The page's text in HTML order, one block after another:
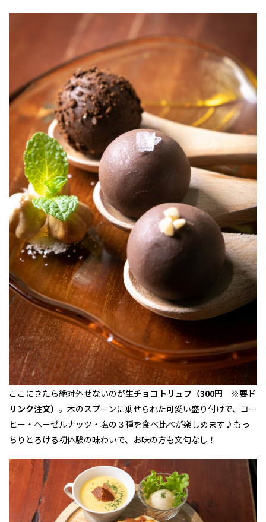
ここにきたら絶対外せないのが生チョコトリュフ（300円 ※要ド
リンク注文） 。木のスプーンに乗せられた可愛い盛り付けで、コー
ヒー・ヘーゼルナッツ・塩の３種を食べ比べが楽しめます♪もっ
ちりとろける初体験の味わいで、お味の方も文句なし！